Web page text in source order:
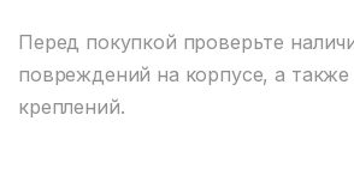
Перед покупкой проверьте
повреждений на корпусе, а также
креплений.